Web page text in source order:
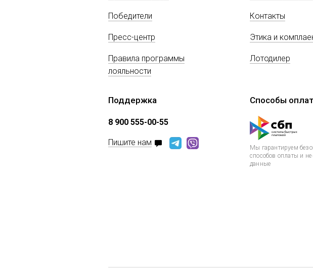
Победители
Пресс-центр
Правила программы
лояльности
Контакты
Этика и
Лотодилер
Поддержка
8 900 555-00-55
Пишите нам
Способы
Мы гарантируем
способов оплаты и
данные